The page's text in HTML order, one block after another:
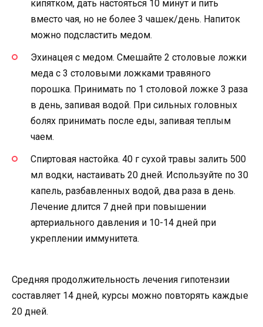
кипятком, дать настояться 10 минут и пить
вместо чая, но не более 3 чашек/день. Напиток
можно подсластить медом.
Эхинацея с медом. Смешайте 2 столовые ложки
меда с 3 столовыми ложками травяного
порошка. Принимать по 1 столовой ложке 3 раза
в день, запивая водой. При сильных головных
болях принимать после еды, запивая теплым
чаем.
Спиртовая настойка. 40 г сухой травы залить 500
мл водки, настаивать 20 дней. Используйте по 30
капель, разбавленных водой, два раза в день.
Лечение длится 7 дней при повышении
артериального давления и 10-14 дней при
укреплении иммунитета.
Средняя продолжительность лечения гипотензии
составляет 14 дней, курсы можно повторять каждые
20 дней.